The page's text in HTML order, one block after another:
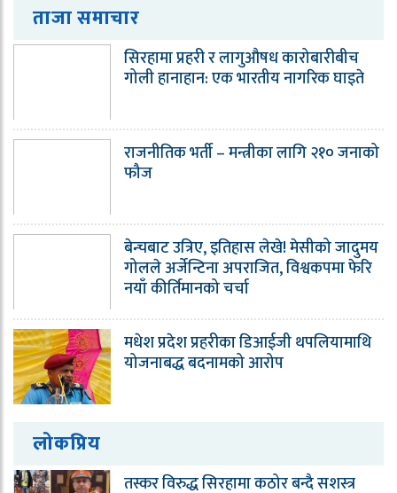
ताजा समाचार
सिरहामा प्रहरी र लागुऔषध कारोबारीबीच
गोली हानाहान: एक भारतीय नागरिक घाइते
राजनीतिक भर्ती – मन्त्रीका लागि २१० जनाको
फौज
बेन्चबाट उत्रिए, इतिहास लेखे! मेसीको जादुमय
गोलले अर्जेन्टिना अपराजित, विश्वकपमा फेरि
नयाँ कीर्तिमानको चर्चा
मधेश प्रदेश प्रहरीका डिआईजी थपलियामाथि
योजनाबद्ध बदनामको आरोप
लोकप्रिय
तस्कर विरुद्ध सिरहामा कठोर बन्दै सशस्त्र